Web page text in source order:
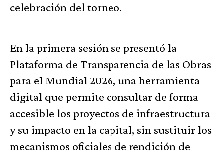
celebración del torneo.
En la primera sesión se presentó la
Plataforma de Transparencia de las Obras
para el Mundial 2026, una herramienta
digital que permite consultar de forma
accesible los proyectos de infraestructura
y su impacto en la capital, sin sustituir los
mecanismos oficiales de rendición de